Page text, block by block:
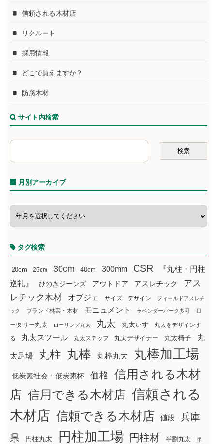
信頼される木材店
リクルート
採用情報
どこで買えますか？
防腐木材
サイト内検索
月別アーカイブ
タグ検索
20cm 25cm 30cm 40cm 300mm CSR
『丸柱・円柱
巡礼』
ひのきジーンズ アウトドア アスレチック
アス
レチック木材
オブジェ サイズ デザイン フィールドアスレチ
ック ブランド林業・木材 モニュメント ラベンダーパーク多可
ロ
ータリー丸太
ローリング丸太 丸太 丸太いす
丸太をデザインす
る
丸太スツール 丸太ステップ 丸太デザイナー 丸太椅子 丸
太足場 丸柱 丸棒 丸棒丸太 丸棒加工場
低炭素社会・低炭素杯 価格
信用される木材
店 信用できる木材店 信頼される
木材店 信頼できる木材店 値段
兵庫
県
円柱丸太 円柱加工場 円柱材 半割丸太 単